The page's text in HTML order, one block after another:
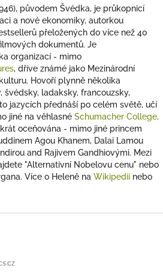
původem Švédka, je průkopnicí
a nové ekonomiky, autorkou
přeložených do více než 40
dokumentů. Je
organizací - mimo
, dříve známé jako Mezinárodní
Hovoří plynně několika
švédsky, ladaksky, francouzsky,
jazycích přednáší po celém světě, učí
jiné na věhlasné Schumacher College.
oceňována - mimo jiné princem
Agou Khanem, Dalai Lamou
and Rajivem Gandhiovými. Mezi
"Alternativní Nobelovu cenu" nebo
Více o Heleně na Wikipedii nebo